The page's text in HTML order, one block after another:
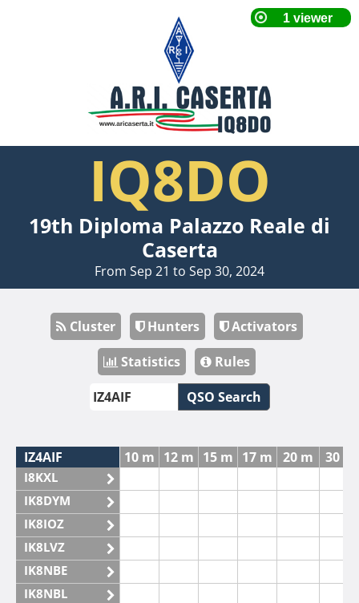
IQ8DO
19th Diploma Palazzo Reale di
Caserta
From Sep 21 to Sep 30, 2024
Cluster Hunters
Activators
Statistics
Rules
QSO Search
IZ4AIF
I8KXL
IK8DYM
IK8IOZ
IK8LVZ
IK8NBE
IK8NBL
10 m 12 m 15 m 17 m 20 m 30 m